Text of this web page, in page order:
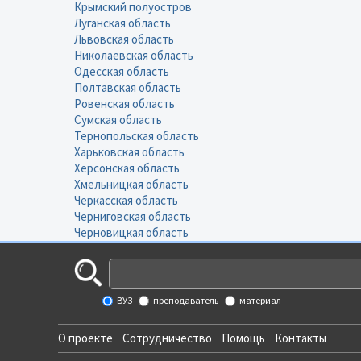
Крымский полуостров
Луганская область
Львовская область
Николаевская область
Одесская область
Полтавская область
Ровенская область
Сумская область
Тернопольская область
Харьковская область
Херсонская область
Хмельницкая область
Черкасская область
Черниговская область
Черновицкая область
ВУЗ преподаватель материал
О проекте Сотрудничество Помощь Контакты